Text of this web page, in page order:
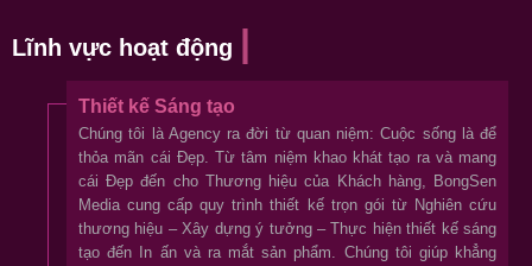
Lĩnh vực hoạt động
Thiết kế Sáng tạo
Chúng tôi là Agency ra đời từ quan niệm: Cuộc sống là để
thỏa mãn cái Đẹp. Từ tâm niệm khao khát tạo ra và mang
cái Đẹp đến cho Thương hiệu của Khách hàng, BongSen
Media cung cấp quy trình thiết kế trọn gói từ Nghiên cứu
thương hiệu – Xây dựng ý tưởng – Thực hiện thiết kế sáng
tạo đến In ấn và ra mắt sản phẩm. Chúng tôi giúp khẳng